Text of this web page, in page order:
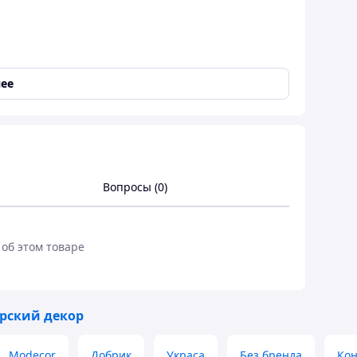
рисовые шарики в сахарной глазури, пять
прямых солнечных лучей, в оригинальной
Вопросы (0)
этом товаре
декор